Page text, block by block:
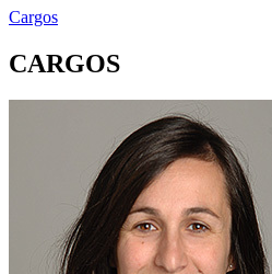
Cargos
CARGOS